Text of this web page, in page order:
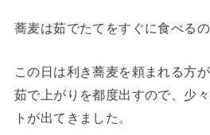
蕎麦は茹でたてをすぐに食べるの
この日は利き蕎麦を頼まれる方
茹で上がりを都度出すので、少
トが出てきました。